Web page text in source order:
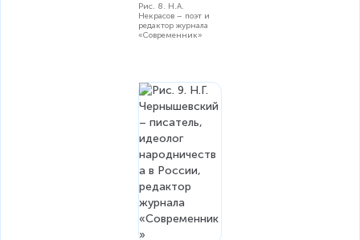
Рис. 8. Н.А.
Некрасов – поэт и
редактор журнала
«Современник»